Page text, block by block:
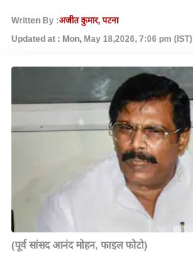
Written By :अजीत कुमार, पटना
Updated at : Mon, May 18,2026, 7:06 pm (IST)
(पूर्व सांसद आनंद मोहन, फाइल फोटो)